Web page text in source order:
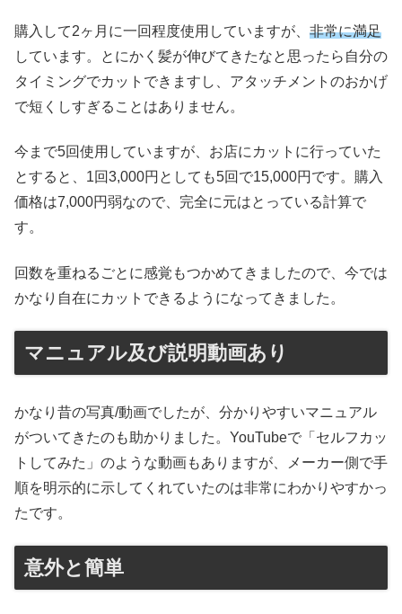
購入して2ヶ月に一回程度使用していますが、 非常に満足
しています。とにかく髪が伸びてきたなと思ったら自分の
タイミングでカットできますし、アタッチメントのおかげ
で短くしすぎることはありません。
今まで5回使用していますが、お店にカットに行っていた
とすると、1回3,000円としても5回で15,000円です。購入
価格は7,000円弱なので、完全に元はとっている計算で
す。
回数を重ねるごとに感覚もつかめてきましたので、今では
かなり自在にカットできるようになってきました。
マニュアル及び説明動画あり
かなり昔の写真/動画でしたが、分かりやすいマニュアル
がついてきたのも助かりました。YouTubeで「セルフカッ
トしてみた」のような動画もありますが、メーカー側で手
順を明示的に示してくれていたのは非常にわかりやすかっ
たです。
意外と簡単